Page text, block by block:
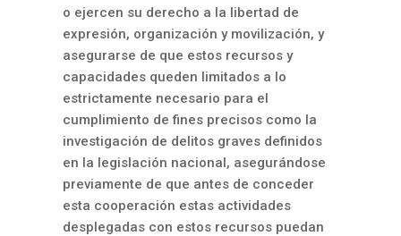
o ejercen su derecho a la libertad de
expresión, organización y movilización, y
asegurarse de que estos recursos y
capacidades queden limitados a lo
estrictamente necesario para el
cumplimiento de fines precisos como la
investigación de delitos graves definidos
en la legislación nacional, asegurándose
previamente de que antes de conceder
esta cooperación estas actividades
desplegadas con estos recursos puedan